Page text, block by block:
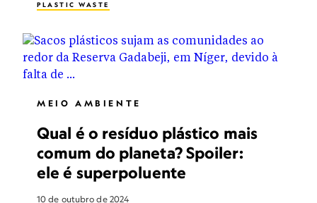
PLASTIC WASTE
MEIO AMBIENTE
Qual é o resíduo plástico mais
comum do planeta? Spoiler:
ele é superpoluente
10 de outubro de 2024